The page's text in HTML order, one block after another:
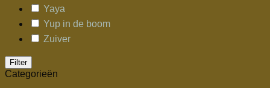
Yaya
Yup in de boom
Zuiver
Filter
Categorieën